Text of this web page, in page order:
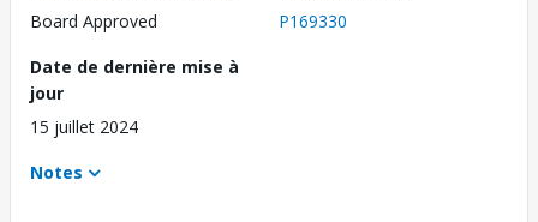
Board Approved
P169330
Date de dernière mise à
jour
15 juillet 2024
Notes